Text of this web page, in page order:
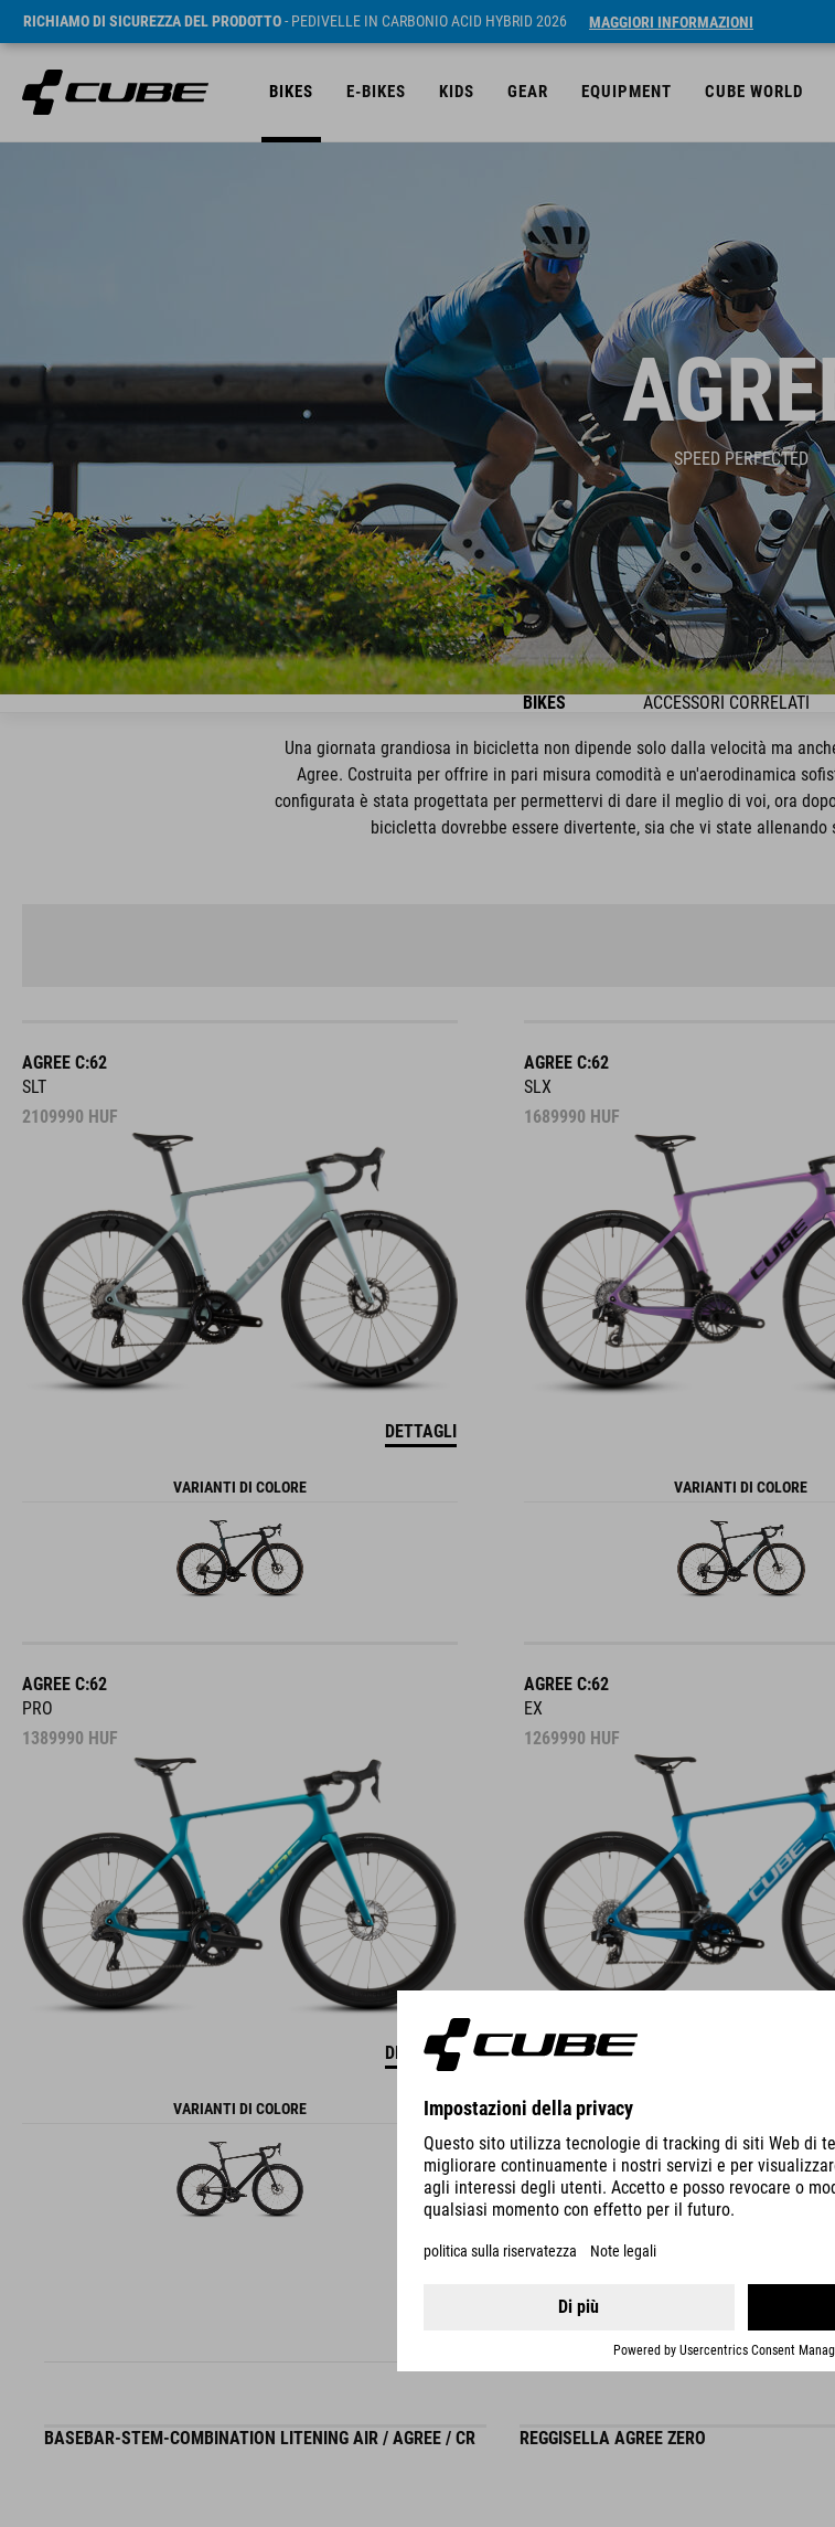
RICHIAMO DI SICUREZZA DEL PRODOTTO- PEDIVELLE IN CARBONIO ACID HYBRID 2026 MAGGIORI INFORMAZIONI
BIKES E-BIKES KIDS GEAR EQUIPMENT CUBE WORLD
SPEED PERFECTED
BIKES ACCESSORI CORRELATI
Una giornata grandiosa in bicicletta non dipende solo dalla velocità ma
Agree. Costruita per offrire in pari misura comodità e un'aerodinamica
configurata è stata progettata per permettervi di dare il meglio di voi, ora
bicicletta dovrebbe essere divertente, sia che vi state
AGREE C:62
SLT
2109990 HUF
DETTAGLI
VARIANTI DI COLORE
AGREE C:62
SLX
1689990 HUF
VARIANTI DI COLORE
AGREE C:62
PRO
1389990 HUF
DETTAGLI
VARIANTI DI COLORE
AGREE C:62
EX
1269990 HUF
ACCESSORI
BASEBAR-STEM-COMBINATION LITENING AIR / AGREE / CR REGGISELLA AGREE ZERO